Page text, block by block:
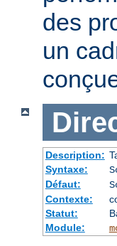
des
un
Description:
Syntaxe:
Défaut:
Contexte:
Statut:
Module: